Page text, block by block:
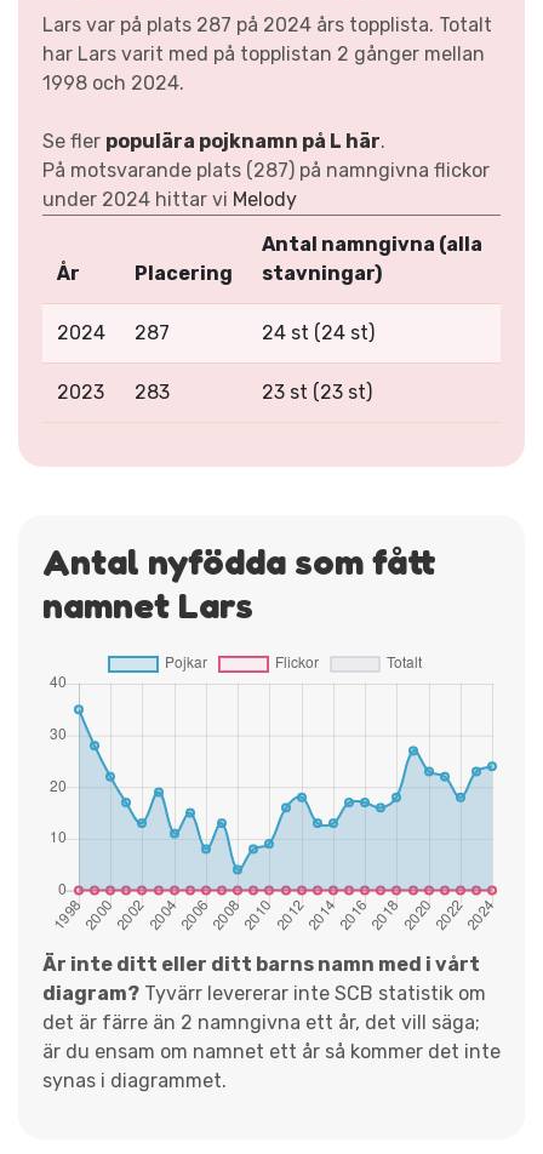
Lars var på plats 287 på 2024 års topplista. Totalt
har Lars varit med på topplistan 2 gånger mellan
1998 och 2024.
Se fler populära pojknamn på L här.
På motsvarande plats (287) på namngivna flickor
under 2024 hittar vi Melody
År Placering
Antal namngivna (alla
stavningar)
2024 287 24 st (24 st)
2023 283 23 st (23 st)
Antal nyfödda som fått
namnet Lars
Är inte ditt eller ditt barns namn med i vårt
diagram? Tyvärr levererar inte SCB statistik om
det är färre än 2 namngivna ett år, det vill säga;
är du ensam om namnet ett år så kommer det inte
synas i diagrammet.